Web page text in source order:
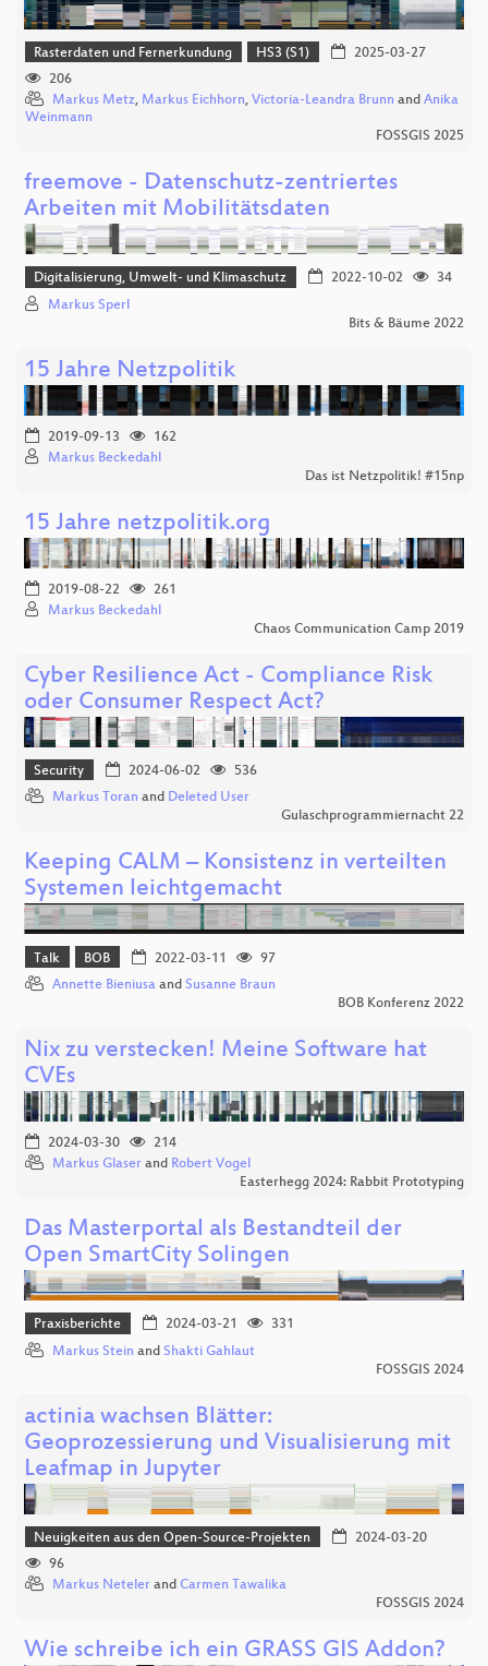
Rasterdaten und Fernerkundung HS3 (S1)
2025-03-27
206
Markus Metz, Markus Eichhorn, Victoria-Leandra Brunn and Anika
Weinmann
FOSSGIS 2025
freemove - Datenschutz-zentriertes
Arbeiten mit Mobilitätsdaten
Digitalisierung, Umwelt- und Klimaschutz 2022-10-02
34
Markus Sperl
Bits & Bäume 2022
15 Jahre Netzpolitik
2019-09-13
162
Markus Beckedahl
Das ist Netzpolitik! #15np
15 Jahre netzpolitik.org
2019-08-22
261
Markus Beckedahl
Chaos Communication Camp 2019
Cyber Resilience Act - Compliance Risk
oder Consumer Respect Act?
Security 2024-06-02
536
Markus Toran and Deleted User
Gulaschprogrammiernacht 22
Keeping CALM – Konsistenz in verteilten
Systemen leichtgemacht
Talk BOB 2022-03-11
97
Annette Bieniusa and Susanne Braun
BOB Konferenz 2022
Nix zu verstecken! Meine Software hat
CVEs
2024-03-30
214
Markus Glaser and Robert Vogel
Easterhegg 2024: Rabbit Prototyping
Das Masterportal als Bestandteil der
Open SmartCity Solingen
Praxisberichte 2024-03-21
331
Markus Stein and Shakti Gahlaut
FOSSGIS 2024
actinia wachsen Blätter:
Geoprozessierung und Visualisierung mit
Leafmap in Jupyter
Neuigkeiten aus den Open-Source-Projekten
2024-03-20
96
Markus Neteler and Carmen Tawalika
FOSSGIS 2024
Wie schreibe ich ein GRASS GIS Addon?